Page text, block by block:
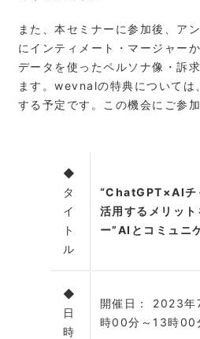
また、本セミナーに参加後、ア
にインティメート・マージャー
データを使ったペルソナ像・訴
ます。wevnalの特典については
する予定です。この機会にご参加
◆
タ
イ
ト
ル
“ChatGPT×AIチ
活用するメリッ
ー”AIとコミュニ
◆
日
時
開催日： 2023年
時00分～13時00